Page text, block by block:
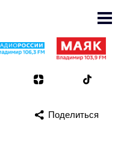
Поделиться